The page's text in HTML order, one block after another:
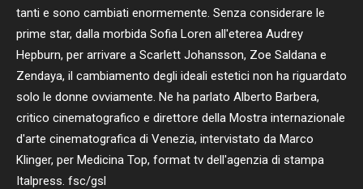
tanti e sono cambiati enormemente. Senza considerare le
prime star, dalla morbida Sofia Loren all'eterea Audrey
Hepburn, per arrivare a Scarlett Johansson, Zoe Saldana e
Zendaya, il cambiamento degli ideali estetici non ha riguardato
solo le donne ovviamente. Ne ha parlato Alberto Barbera,
critico cinematografico e direttore della Mostra internazionale
d'arte cinematografica di Venezia, intervistato da Marco
Klinger, per Medicina Top, format tv dell'agenzia di stampa
Italpress. fsc/gsl